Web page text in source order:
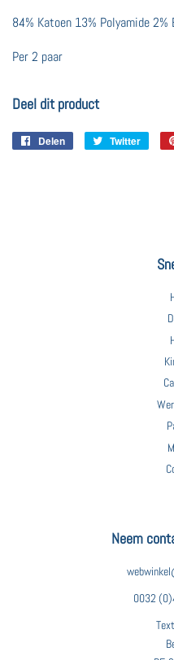
84% Katoen 13% Polyamide
Per 2 paar
Deel dit product
Delen
Delen
Twitter
Neem
0032